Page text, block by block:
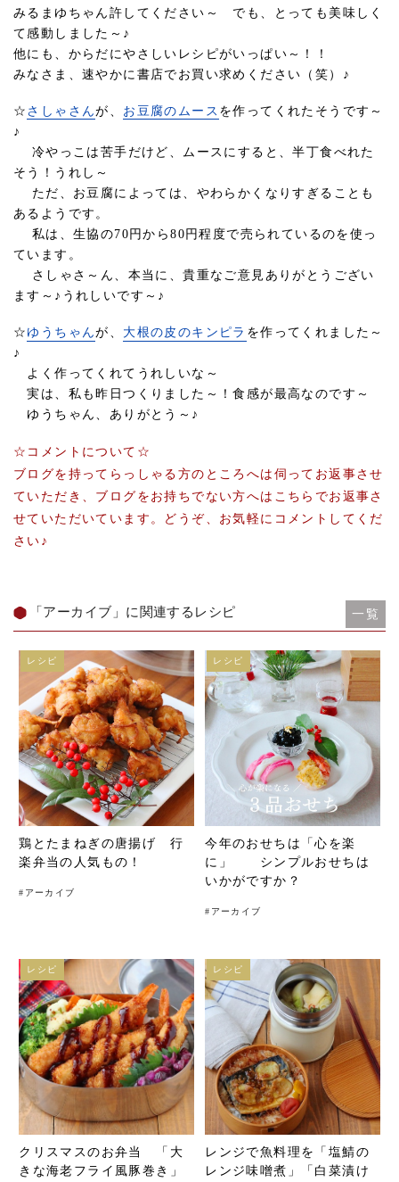
みるまゆちゃん許してください～ でも、とっても美味しく
て感動しました～♪
他にも、からだにやさしいレシピがいっぱい～！！
みなさま、速やかに書店でお買い求めください（笑）♪
☆ さしゃさんが、 お豆腐のムース を作ってくれたそうです～
♪
冷やっこは苦手だけど、ムースにすると、半丁食べれた
そう！うれし～
ただ、お豆腐によっては、やわらかくなりすぎることも
あるようです。
私は、生協の70円から80円程度で売られているのを使っ
ています。
さしゃさ～ん、本当に、貴重なご意見ありがとうござい
ます～♪うれしいです～♪
☆ ゆうちゃんが、 大根の皮のキンピラ を作ってくれました～
♪
よく作ってくれてうれしいな～
実は、私も昨日つくりました～！食感が最高なのです～
ゆうちゃん、ありがとう～♪
☆コメントについて☆
ブログを持ってらっしゃる方のところへは伺ってお返事させ
ていただき、ブログをお持ちでない方へはこちらでお返事さ
せていただいています。どうぞ、お気軽にコメントしてくだ
さい♪
「アーカイブ」に関連するレシピ 一覧
鶏とたまねぎの唐揚げ 行
楽弁当の人気もの！
# アーカイブ
レシピ
今年のおせちは「心を楽
に」 シンプルおせちは
いかがですか？
# アーカイブ
レシピ
クリスマスのお弁当 「大
きな海老フライ風豚巻き」
レシピ
レンジで魚料理を「塩鯖の
レンジ味噌煮」「白菜漬け
レシピ